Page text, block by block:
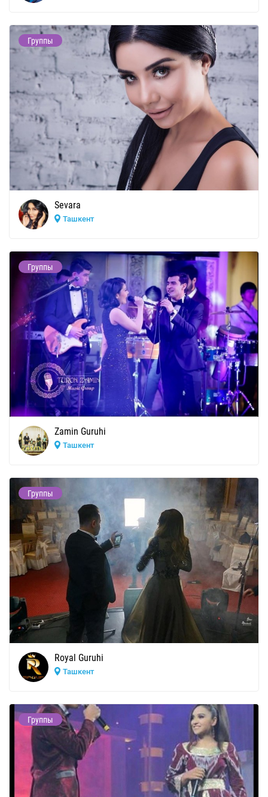
Группы
Sevara
Ташкент
Группы
Zamin Guruhi
Ташкент
Группы
Royal Guruhi
Ташкент
Группы